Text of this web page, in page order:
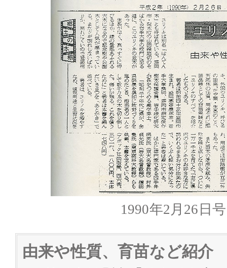
1990年2月26日
由来や性質、育苗など紹介